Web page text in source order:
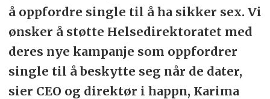
å oppfordre single til å ha sikker sex. Vi
ønsker å støtte Helsedirektoratet med
deres nye kampanje som oppfordrer
single til å beskytte seg når de dater,
sier CEO og direktør i happn, Karima